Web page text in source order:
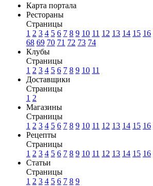
Карта портала
Рестораны
Страницы
1 2 3 4 5 6 7 8 9 10 11 12 13 14 15 16
68 69 70 71 72 73 74
Клубы
Страницы
1 2 3 4 5 6 7 8 9 10 11
Доставщики
Страницы
1 2
Магазины
Страницы
1 2 3 4 5 6 7 8 9 10 11 12 13 14 15 16
Рецепты
Страницы
1 2 3 4 5 6 7 8 9 10 11 12 13 14 15 16
Статьи
Страницы
1 2 3 4 5 6 7 8 9